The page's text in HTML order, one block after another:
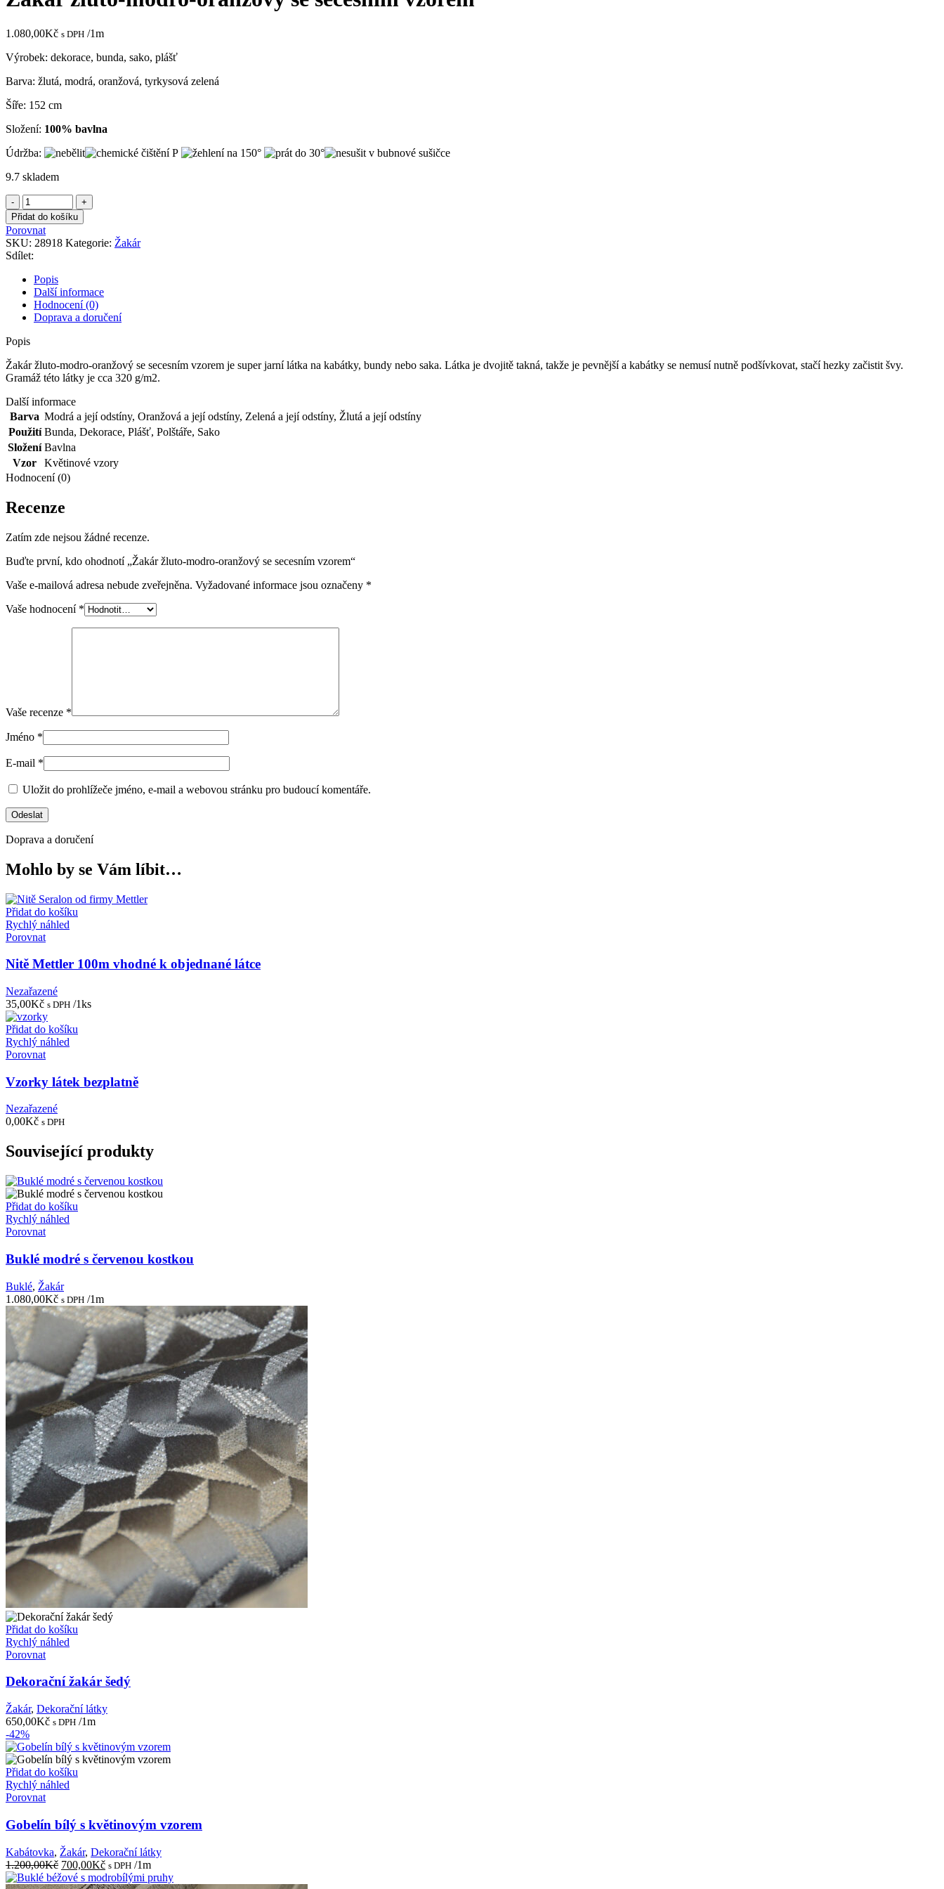
1.080,00Kč s DPH /1m
Výrobek: dekorace, bunda, sako, plášť
Barva: žlutá, modrá, oranžová, tyrkysová zelená
Šíře: 152 cm
Složení: 100% bavlna
Údržba:
9.7 skladem
Žakár
žluto-
modro-
oranžový
se
secesním
vzorem
množství
Přidat do košíku
Porovnat
SKU: 28918 Kategorie: Žakár
Sdílet:
Popis
Další informace
Hodnocení (0)
Doprava a doručení
Popis
Žakár žluto-modro-oranžový se secesním vzorem je super jarní látka na kabátky, bundy nebo saka. Látka je dvojitě takná, takže je pevnější a kabátky se nemusí nutně podšívkovat, stačí hezky začistit švy.
Gramáž této látky je cca 320 g/m2.
Další informace
Barva Modrá a její odstíny, Oranžová a její odstíny, Zelená a její odstíny, Žlutá a její odstíny
Použití Bunda, Dekorace, Plášť, Polštáře, Sako
Složení Bavlna
Vzor
Květinové vzory
Hodnocení (0)
Recenze
Zatím zde nejsou žádné recenze.
Buďte první, kdo ohodnotí „Žakár žluto-modro-oranžový se secesním vzorem“
Vaše e-mailová adresa nebude zveřejněna. Vyžadované informace jsou označeny *
Vaše hodnocení *
Vaše recenze *
Jméno *
E-mail *
Uložit do prohlížeče jméno, e-mail a webovou stránku pro budoucí komentáře.
Doprava a doručení
Mohlo by se Vám líbit…
Přidat do košíku
Rychlý náhled
Porovnat
Nitě Mettler 100m vhodné k objednané látce
Nezařazené
35,00Kč s DPH /1ks
Přidat do košíku
Rychlý náhled
Porovnat
Vzorky látek bezplatně
Nezařazené
0,00Kč s DPH
Související produkty
Přidat do košíku
Rychlý náhled
Porovnat
Buklé modré s červenou kostkou
Buklé, Žakár
1.080,00Kč s DPH /1m
Přidat do košíku
Rychlý náhled
Porovnat
Dekorační žakár šedý
Žakár, Dekorační látky
650,00Kč s DPH /1m
-42%
Přidat do košíku
Rychlý náhled
Porovnat
Gobelín bílý s květinovým vzorem
Kabátovka, Žakár, Dekorační látky
1.200,00Kč Původní
cena
700,00KčAktuální
cena
s DPH /1m